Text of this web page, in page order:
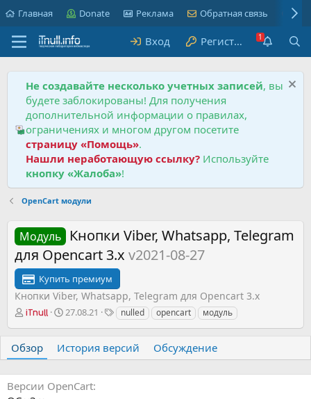
Главная Donate Реклама Обратная связь
Вход Регистрация
Не создавайте несколько учетных записей, вы
будете заблокированы! Для получения
дополнительной информации о правилах,
ограничениях и многом другом посетите
страницу «Помощь».
Нашли неработающую ссылку? Используйте
кнопку «Жалоба»!
OpenCart модули
Модуль
Кнопки Viber, Whatsapp, Telegram
для Opencart 3.x v2021-08-27
Купить премиум
Кнопки Viber, Whatsapp, Telegram для Opencart 3.x
А
о
р
iTnull
Д
а
с
о
з
27.08.21
Т
и
nulled opencart модуль
Обзор История версий Обсуждение
Версии OpenCart